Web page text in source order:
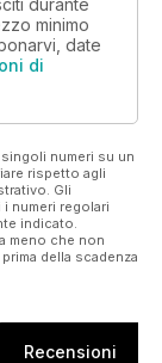
durante
minimo
date
di
numeri su un
rispetto agli
Gli
numeri regolari
indicato.
meno che non
della scadenza
Recensioni